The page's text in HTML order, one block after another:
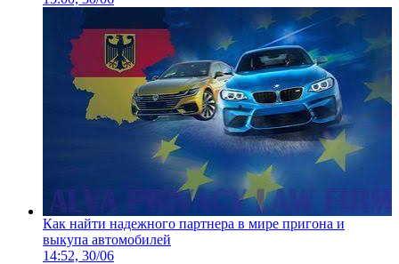
Как найти надежного партнера в мире пригона и
выкупа автомобилей
14:52, 30/06